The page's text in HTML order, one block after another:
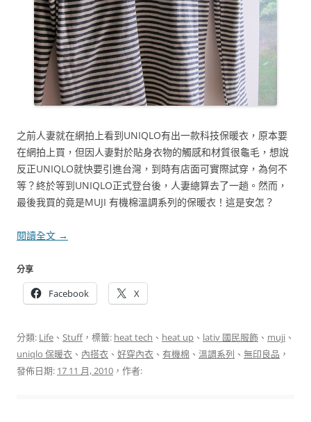
之前人妻就在網拍上看到UNIQLO有出一款科技保暖衣，原本要
在網拍上買，但因人妻對於貼身衣物的觸感和材質很龜毛，想說
反正UNIQLO就快要引進台灣，到時有店面可實際試穿，為何不
等？終於等到UNIQLO正式登台後，人妻總算去了一趟。然而，
最後我買的竟是MUJI 有機棉溫調系列的保暖衣！這是安怎？
閱讀全文 →
分享
Facebook X
分類: Life 、 Stuff，標籤: heat tech 、 heat up 、 lativ 國民服飾 、 muji 、
uniqlo 保暖衣 、 內搭衣 、 好穿內衣 、 有機棉 、 溫調系列 、 無印良品 ，
發佈日期: 17 11 月, 2010 ，作者: